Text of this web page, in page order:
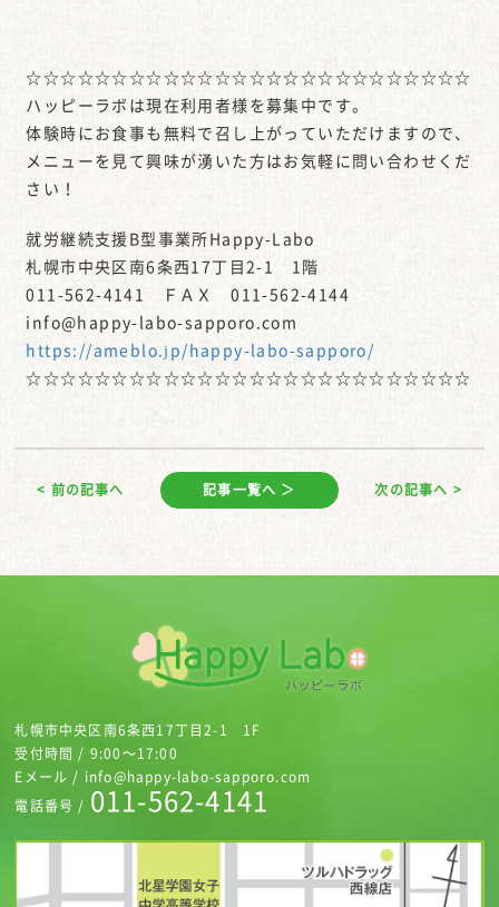
☆☆☆☆☆☆☆☆☆☆☆☆☆☆☆☆☆☆☆☆☆☆☆☆☆☆
ハッピーラボは現在利用者様を募集中です。
体験時にお食事も無料で召し上がっていただけますので、
メニューを見て興味が湧いた方はお気軽に問い合わせくだ
さい！
就労継続支援B型事業所Happy-Labo
札幌市中央区南6条西17丁目2-1 1階
011-562-4141 ＦＡＸ 011-562-4144
info@happy-labo-sapporo.com
https://ameblo.jp/happy-labo-sapporo/
☆☆☆☆☆☆☆☆☆☆☆☆☆☆☆☆☆☆☆☆☆☆☆☆☆☆
< 前の記事へ 記事一覧へ ＞ 次の記事へ >
札幌市中央区南6条西17丁目2-1 1F
受付時間 / 9:00～17:00
Eメール / info@happy-labo-sapporo.com
電話番号 / 011-562-4141